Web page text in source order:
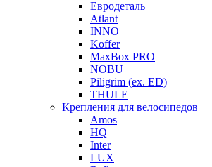
Евродеталь
Atlant
INNO
Koffer
MaxBox PRO
NOBU
Piligrim (ex. ED)
THULE
Крепления для велосипедов
Amos
HQ
Inter
LUX